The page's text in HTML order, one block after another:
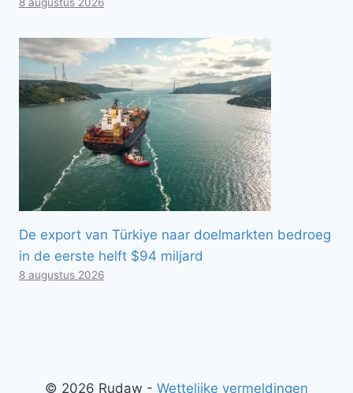
De export van Türkiye naar doelmarkten bedroeg
in de eerste helft $94 miljard
8 augustus 2026
© 2026 Rudaw - Wettelijke vermeldingen